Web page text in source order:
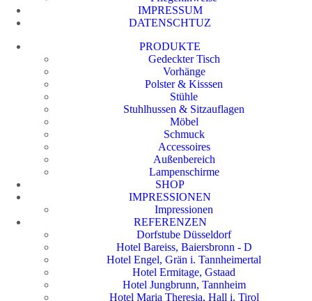
IMPRESSUM
DATENSCHTUZ
PRODUKTE
Gedeckter Tisch
Vorhänge
Polster & Kisssen
Stühle
Stuhlhussen & Sitzauflagen
Möbel
Schmuck
Accessoires
Außenbereich
Lampenschirme
SHOP
IMPRESSIONEN
Impressionen
REFERENZEN
Dorfstube Düsseldorf
Hotel Bareiss, Baiersbronn - D
Hotel Engel, Grän i. Tannheimertal
Hotel Ermitage, Gstaad
Hotel Jungbrunn, Tannheim
Hotel Maria Theresia, Hall i. Tirol